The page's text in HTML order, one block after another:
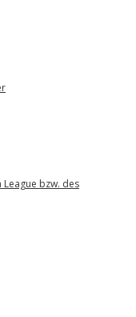
League bzw. des